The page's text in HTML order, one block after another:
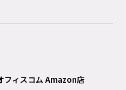
フィスコム Amazon店